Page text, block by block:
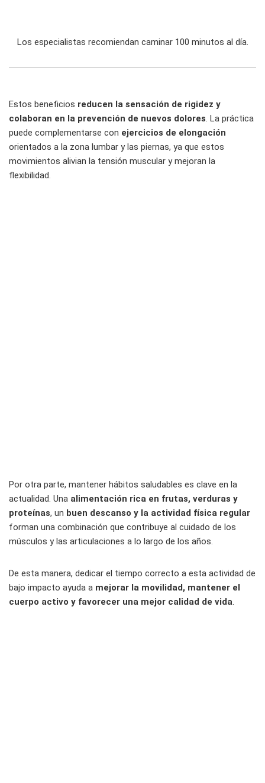
Los especialistas recomiendan caminar 100 minutos al día.
Estos beneficios reducen la sensación de rigidez y
colaboran en la prevención de nuevos dolores . La práctica
puede complementarse con ejercicios de elongación
orientados a la zona lumbar y las piernas, ya que estos
movimientos alivian la tensión muscular y mejoran la
flexibilidad.
Por otra parte, mantener hábitos saludables es clave en la
actualidad. Una alimentación rica en frutas, verduras y
proteínas, un buen descanso y la actividad física regular
forman una combinación que contribuye al cuidado de los
músculos y las articulaciones a lo largo de los años.
De esta manera, dedicar el tiempo correcto a esta actividad de
bajo impacto ayuda a mejorar la movilidad, mantener el
cuerpo activo y favorecer una mejor calidad de vida